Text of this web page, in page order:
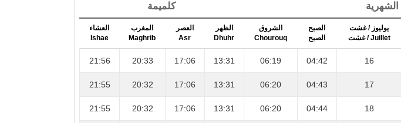
كلميمة
يوليوز / غشت
Juillet / غشت
الصبح
الصبح
الشروق
Chourouq
الظهر
Dhuhr
العصر
Asr
المغرب
Maghrib
العشاء
Ishae
16
04:42
06:19
13:31
17:06
20:33
21:56
17
04:43
06:20
13:31
17:06
20:32
21:55
18
04:44
06:20
13:31
17:06
20:32
21:55